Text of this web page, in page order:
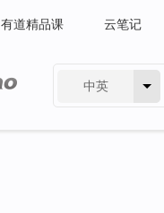
有道精品课 云笔记
中英